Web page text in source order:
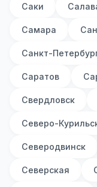
Саки
Самара
Санкт-
Саратов
Свердловск
Северо-
Северодвинск
Северская